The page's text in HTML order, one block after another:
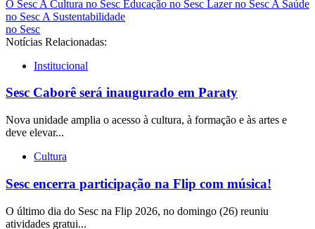
O Sesc A Cultura no Sesc Educação no Sesc Lazer no Sesc A Saúde
no Sesc A Sustentabilidade
no Sesc
Notícias Relacionadas:
Institucional
Sesc Caborê será inaugurado em Paraty
Nova unidade amplia o acesso à cultura, à formação e às artes e
deve elevar...
Cultura
Sesc encerra participação na Flip com música!
O último dia do Sesc na Flip 2026, no domingo (26) reuniu
atividades gratui...